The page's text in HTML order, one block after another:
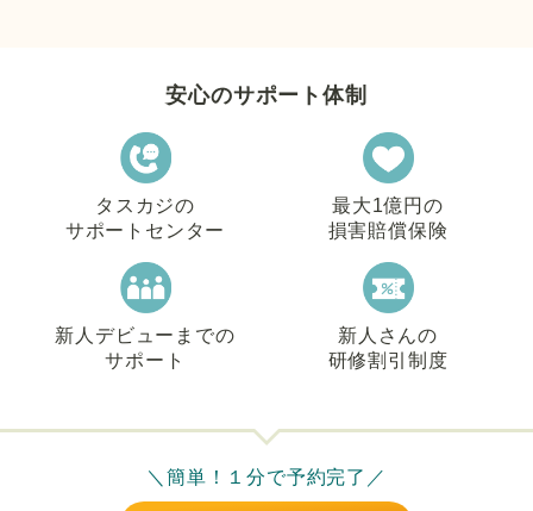
安心のサポート体制
タスカジの
サポートセンター
最大1億円の
損害賠償保険
新人デビューまでの
サポート
新人さんの
研修割引制度
＼簡単！１分で予約完了／